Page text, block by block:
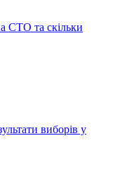
СТО та скільки
виборів у